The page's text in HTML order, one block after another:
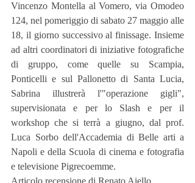
Vincenzo Montella al Vomero, via Omodeo
124, nel pomeriggio di sabato 27 maggio alle
18, il giorno successivo al finissage. Insieme
ad altri coordinatori di iniziative fotografiche
di gruppo, come quelle su Scampia,
Ponticelli e sul Pallonetto di Santa Lucia,
Sabrina illustrerà l'"operazione gigli",
supervisionata e per lo Slash e per il
workshop che si terrà a giugno, dal prof.
Luca Sorbo dell'Accademia di Belle arti a
Napoli e della Scuola di cinema e fotografia
e televisione Pigrecoemme.